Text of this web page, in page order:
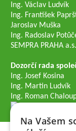
Ing. Václav Ludvík
Ing. František
Jaroslav Muška
Ing. Radoslav
SEMPRA PRAHA a.s.
Dozorčí rada
Ing. Josef Kosina
Ing. Martin Ludvík
Ing. Roman
Na Vašem